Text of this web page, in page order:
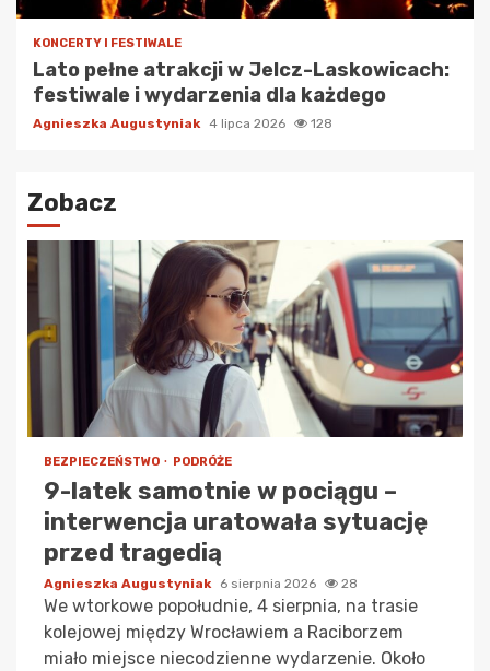
KONCERTY I FESTIWALE
Lato pełne atrakcji w Jelcz-Laskowicach:
festiwale i wydarzenia dla każdego
Agnieszka Augustyniak 4 lipca 2026 128
Zobacz
BEZPIECZEŃSTWO PODRÓŻE
9-latek samotnie w pociągu –
interwencja uratowała sytuację
przed tragedią
Agnieszka Augustyniak 6 sierpnia 2026 28
We wtorkowe popołudnie, 4 sierpnia, na trasie
kolejowej między Wrocławiem a Raciborzem
miało miejsce niecodzienne wydarzenie. Około